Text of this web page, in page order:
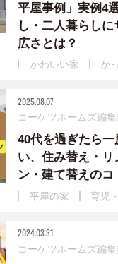
平屋事例」実例4
し・二人暮らし
広さとは？
かわいい家 か
2025.08.07
コーケツホームズ編集
40代を過ぎたら
い、住み替え・リ
ン・建て替えのコ
平屋の家 育児
2024.03.31
コーケツホームズ編集